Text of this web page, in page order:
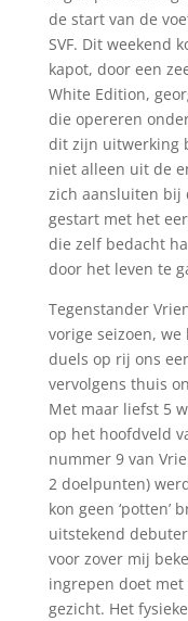
de start van de
SVF. Dit weekend
kapot, door een
White Edition,
die opereren
dit zijn uitwerking
niet alleen uit de
zich aansluiten bij
gestart met het
die zelf bedacht
door het leven te
Tegenstander
vorige seizoen,
duels op rij ons
vervolgens thuis
Met maar liefst 5
op het hoofdveld
nummer 9 van
2 doelpunten)
kon geen ‘potten’
uitstekend
voor zover mij
ingrepen doet
gezicht. Het